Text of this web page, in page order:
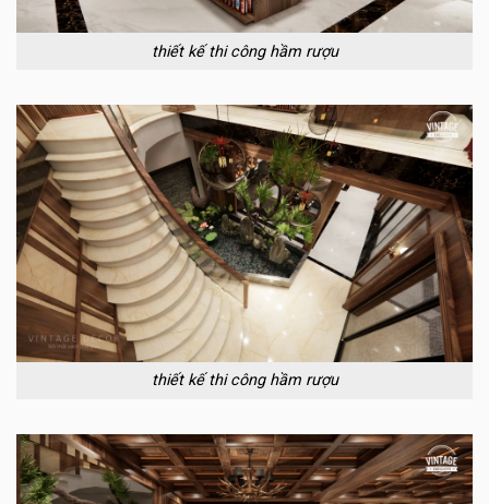
thiết kế thi công hầm rượu
thiết kế thi công hầm rượu